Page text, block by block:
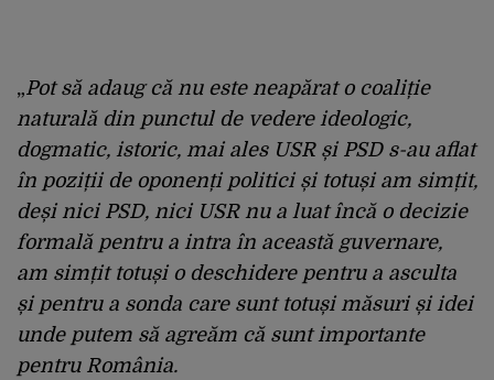
„Pot să adaug că nu este neapărat o coaliție
naturală din punctul de vedere ideologic,
dogmatic, istoric, mai ales USR și PSD s-au aflat
în poziții de oponenți politici și totuși am simțit,
deși nici PSD, nici USR nu a luat încă o decizie
formală pentru a intra în această guvernare,
am simțit totuși o deschidere pentru a asculta
și pentru a sonda care sunt totuși măsuri și idei
unde putem să agreăm că sunt importante
pentru România.